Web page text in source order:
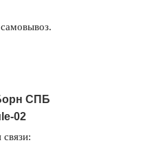
СПБ